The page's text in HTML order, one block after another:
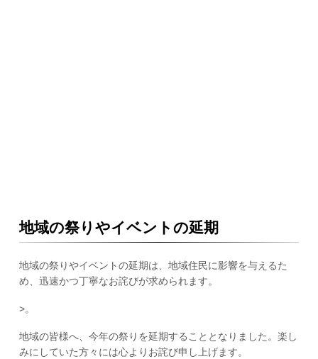
地域の祭りやイベントの延期
地域の祭りやイベントの延期は、地域住民に影響を与えるた
め、迅速かつ丁寧なお詫びが求められます。
>。
地域の皆様へ、今年の祭りを延期することとなりました。楽し
みにしていた方々には心よりお詫び申し上げます。